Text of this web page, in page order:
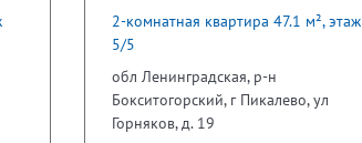
2-комнатная квартира 47.1 м², этаж
5/5
обл Ленинградская, р-н
Бокситогорский, г Пикалево, ул
Горняков, д. 19